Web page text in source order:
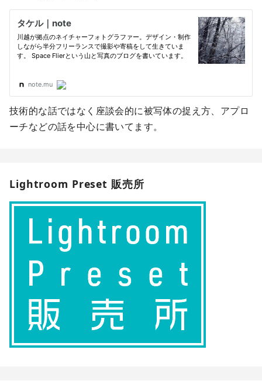
技術的な話ではなく座談会的に被写体の捉え方、アプロ
ーチなどの話を中心に書いてます。
Lightroom Preset 販売所